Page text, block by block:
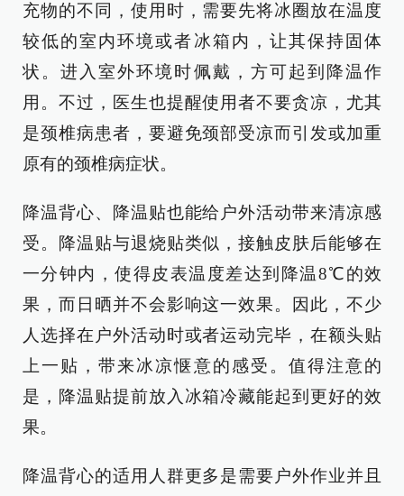
充物的不同，使用时，需要先将冰圈放在温度
较低的室内环境或者冰箱内，让其保持固体
状。进入室外环境时佩戴，方可起到降温作
用。不过，医生也提醒使用者不要贪凉，尤其
是颈椎病患者，要避免颈部受凉而引发或加重
原有的颈椎病症状。
降温背心、降温贴也能给户外活动带来清凉感
受。降温贴与退烧贴类似，接触皮肤后能够在
一分钟内，使得皮表温度差达到降温8℃的效
果，而日晒并不会影响这一效果。因此，不少
人选择在户外活动时或者运动完毕，在额头贴
上一贴，带来冰凉惬意的感受。值得注意的
是，降温贴提前放入冰箱冷藏能起到更好的效
果。
降温背心的适用人群更多是需要户外作业并且